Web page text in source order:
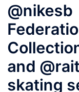
@nikesb
and
skating